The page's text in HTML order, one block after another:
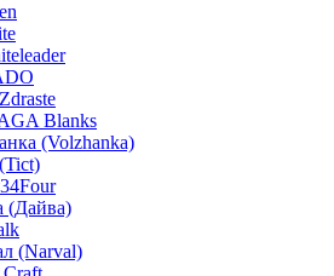
Blanks
(Volzhanka)
(Дайва)
(Narval)